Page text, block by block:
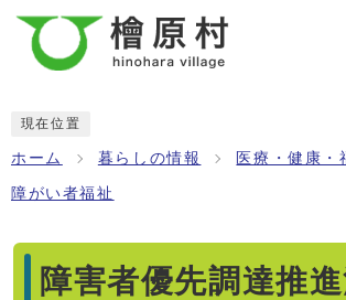
現在位置
ホーム 暮らしの情報 医療・健康・
障がい者福祉
障害者優先調達推